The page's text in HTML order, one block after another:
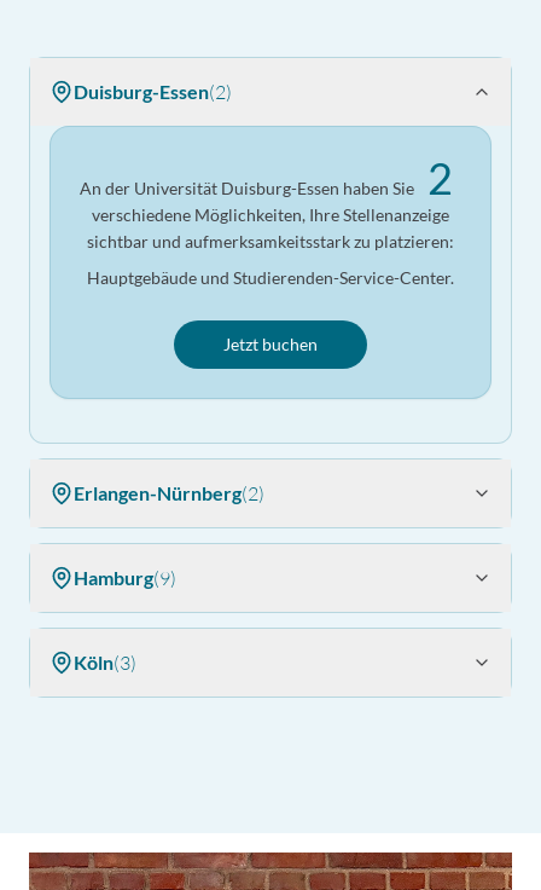
Duisburg-Essen(2)
An der Universität Duisburg-Essen haben Sie 2
verschiedene Möglichkeiten, Ihre Stellenanzeige
sichtbar und aufmerksamkeitsstark zu platzieren:
Hauptgebäude und Studierenden-Service-Center.
Jetzt buchen
Erlangen-Nürnberg(2)
Hamburg(9)
Köln(3)